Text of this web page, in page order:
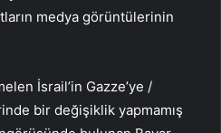
medya görüntülerinin
İsrail’in Gazze’ye /
bir değişiklik yapmamış